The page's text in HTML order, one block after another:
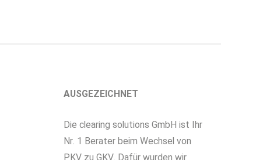
AUSGEZEICHNET
Die clearing solutions GmbH ist Ihr
Nr. 1 Berater beim Wechsel von
PKV zu GKV. Dafür wurden wir